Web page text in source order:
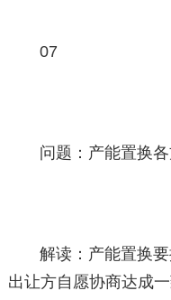
07
问题：产能置换
解读：产能置换
出让方自愿协商达成